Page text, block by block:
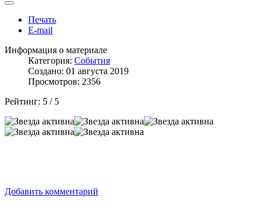
Печать
E-mail
Информация о материале
Категория: События
Создано: 01 августа 2019
Просмотров: 2356
Рейтинг: 5 / 5
Добавить комментарий